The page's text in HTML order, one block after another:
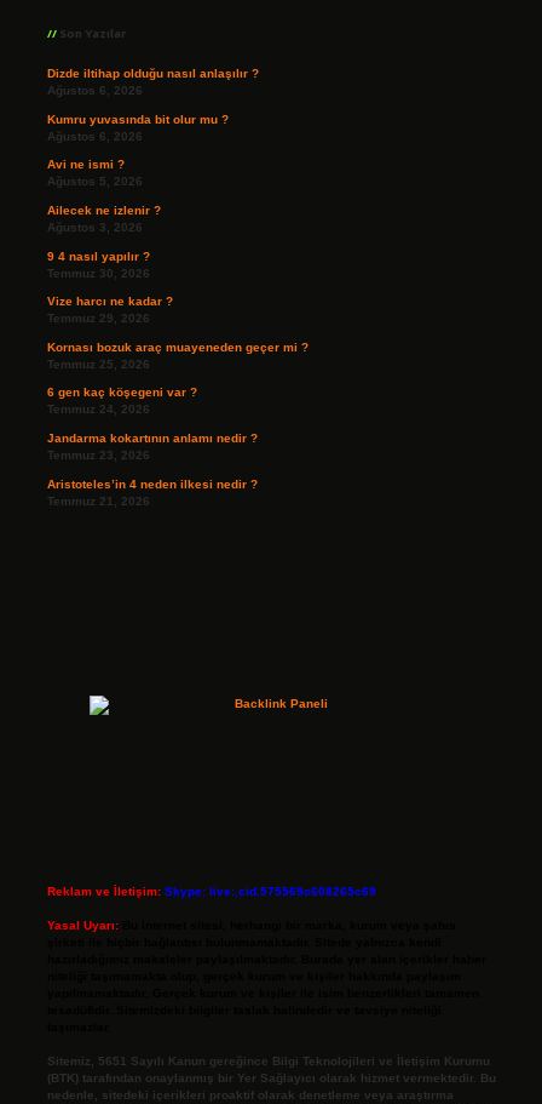
Son Yazılar
Dizde iltihap olduğu nasıl anlaşılır ?
Ağustos 6, 2026
Kumru yuvasında bit olur mu ?
Ağustos 6, 2026
Avi ne ismi ?
Ağustos 5, 2026
Ailecek ne izlenir ?
Ağustos 3, 2026
9 4 nasıl yapılır ?
Temmuz 30, 2026
Vize harcı ne kadar ?
Temmuz 29, 2026
Kornası bozuk araç muayeneden geçer mi ?
Temmuz 25, 2026
6 gen kaç köşegeni var ?
Temmuz 24, 2026
Jandarma kokartının anlamı nedir ?
Temmuz 23, 2026
Aristoteles’in 4 neden ilkesi nedir ?
Temmuz 21, 2026
Reklam ve İletişim: Skype: live:.cid.575569c608265c69
Yasal Uyarı:
Sitemiz, 5651 Sayılı Kanun gereğince Bilgi Teknolojileri ve İletişim Kurumu
(BTK) tarafından onaylanmış bir Yer Sağlayıcı olarak hizmet vermektedir. Bu
nedenle, sitedeki içerikleri proaktif olarak denetleme veya araştırma